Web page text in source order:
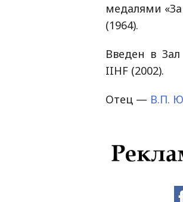
медалями «За
(1964).
Введен в Зал
IIHF (2002).
Отец — В.П.